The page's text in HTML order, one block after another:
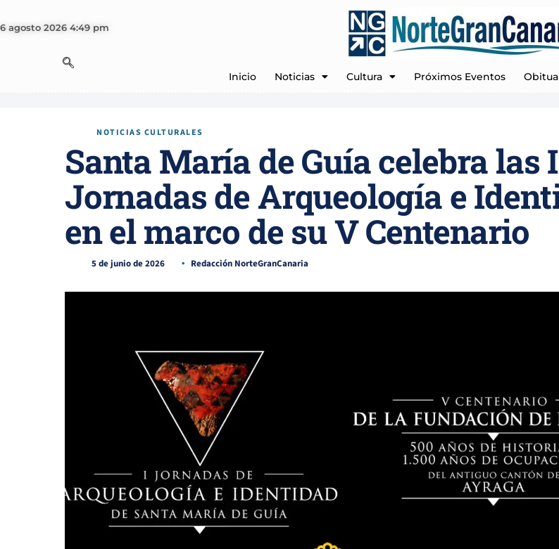
6 agosto 2026 4:49 pm
Inicio Noticias Cultura Próximos Eventos
NOTICIAS CULTURALES
Santa María de Guía celebra las I
Jornadas de Arqueología e
en el marco de su V Centenario
5 de junio de 2026 Redacción NorteGranCanaria